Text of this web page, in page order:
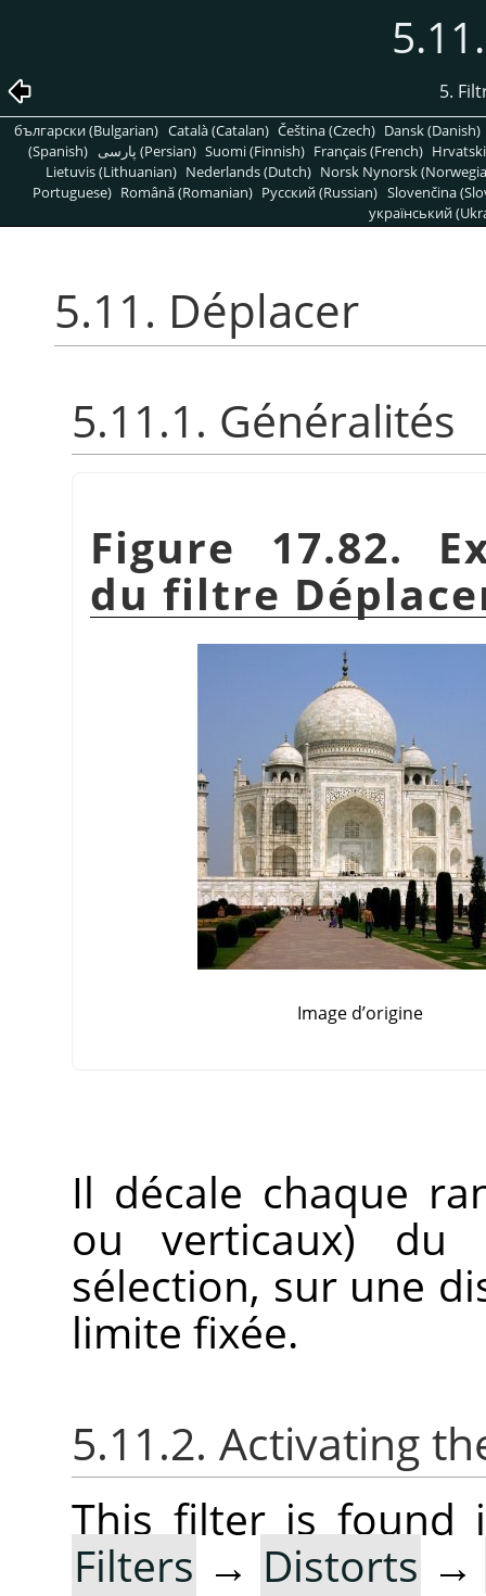
5.
български (Bulgarian) Català (Catalan) Čeština (Czech) Dansk (Danish)
(Spanish)
پارسی (Persian) Suomi (Finnish) Français (French)
Lietuvis (Lithuanian) Nederlands (Dutch) Norsk Nynorsk
Portuguese) Română (Romanian) Pусский (Russian) Slovenčina
український
5.11. Déplacer
5.11.1. Généralités
Figure 17.82.
du filtre
Image d’origine
Il décale chaque
ou verticaux)
sélection, sur une
limite fixée.
5.11.2. Activating
This filter is found
Filters → Distorts →